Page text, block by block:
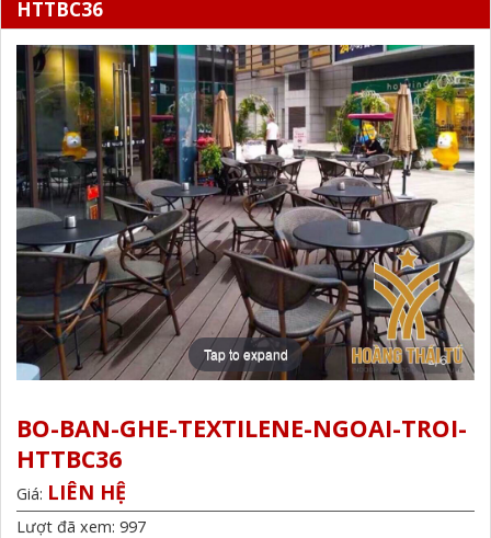
HTTBC36
Tap to expand
BO-BAN-GHE-TEXTILENE-NGOAI-TROI-
HTTBC36
Giá: LIÊN HỆ
Lượt đã xem: 997